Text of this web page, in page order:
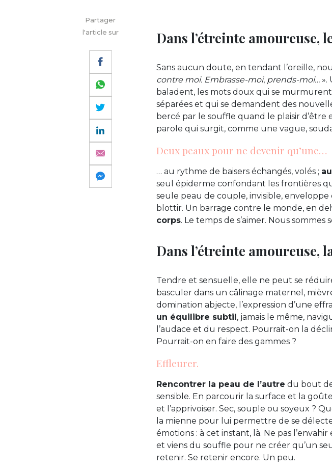
Partager
l'article sur
Dans l’étreinte amoureuse,
Sans aucun doute, en tendant l’oreille,
contre moi. Embrasse-moi, prends-moi… ».
baladent, les mots doux qui se
séparées et qui se demandent des
bercé par le souffle quand le plaisir
parole qui surgit, comme une vague,
Deux peaux pour ne devenir qu’une…
… au rythme de baisers échangés, volés ;
seul épiderme confondant les frontières
seule peau de couple, invisible,
blottir. Un barrage contre le monde, en
corps. Le temps de s’aimer. Nous
Dans l’étreinte amoureuse,
Tendre et sensuelle, elle ne peut se
basculer dans un câlinage maternel,
domination abjecte, l’expression d’une
un équilibre subtil, jamais le même,
l’audace et du respect. Pourrait-on la
Pourrait-on en faire des gammes ?
Effleurer.
Rencontrer la peau de l’autre du bout
sensible. En parcourir la surface et la
et l’apprivoiser. Sec, souple ou soyeux ?
la mienne pour lui permettre de se
émotions : à cet instant, là. Ne pas
et viens du souffle pour ne créer qu’un
retenir. Se retenir encore. Un peu.